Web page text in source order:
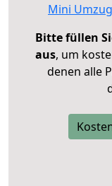
Mini
Bitte füllen
aus, um
denen alle